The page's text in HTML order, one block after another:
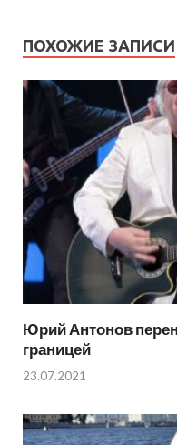
ПОХОЖИЕ ЗАПИСИ
Юрий Антонов
границей
23.07.2021